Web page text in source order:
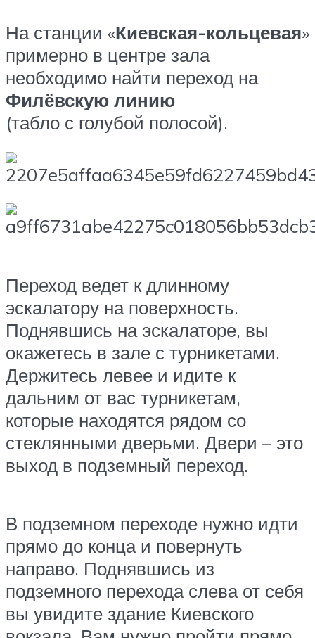
На станции «Киевская-кольцевая»
примерно в центре зала
необходимо найти переход на
Филёвскую линию
(табло с голубой полосой).
Переход ведет к длинному
эскалатору на поверхность.
Поднявшись на эскалаторе, вы
окажетесь в зале с турникетами.
Держитесь левее и идите к
дальним от вас турникетам,
которые находятся рядом со
стеклянными дверьми. Двери – это
выход в подземный переход.
В подземном переходе нужно идти
прямо до конца и повернуть
направо. Поднявшись из
подземного перехода слева от себя
вы увидите здание Киевского